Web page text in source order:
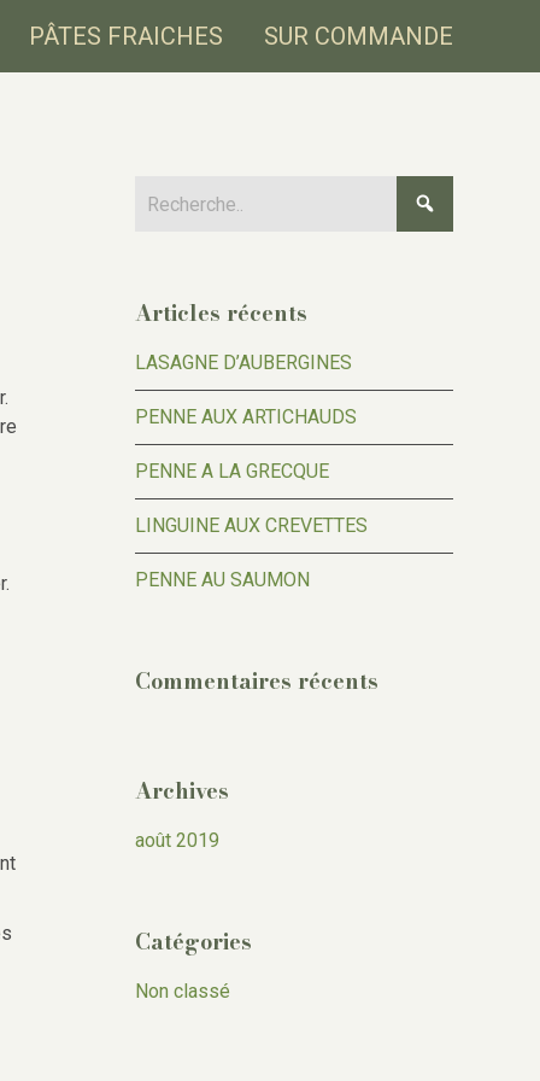
PÂTES FRAICHES SUR COMMANDE
Articles récents
LASAGNE D’AUBERGINES
PENNE AUX ARTICHAUDS
PENNE A LA GRECQUE
LINGUINE AUX CREVETTES
PENNE AU SAUMON
Commentaires récents
Archives
août 2019
Catégories
Non classé